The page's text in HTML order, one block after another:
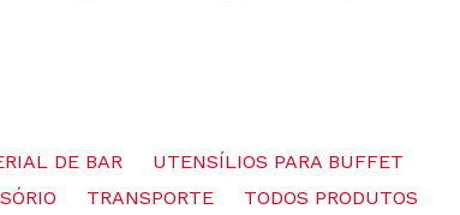
DE BAR
UTENSÍLIOS PARA BUFFET
TRANSPORTE TODOS PRODUTOS